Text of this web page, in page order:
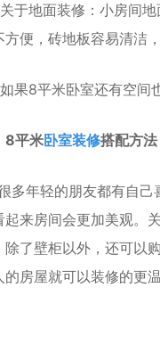
地面装修：小房间地
方便，砖地板容易清洁
8平米卧室还有空间也
8平米卧室装修搭配方法
年轻的朋友都有自己
起来房间会更加美观。
除了壁柜以外，还可以
的房屋就可以装修的更